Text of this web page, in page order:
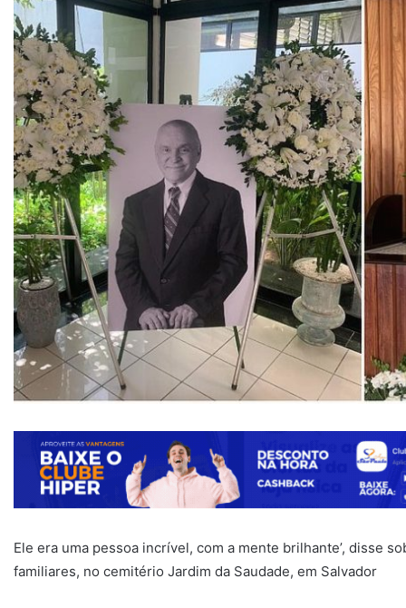
Ele era uma pessoa incrível, com a mente brilhante’, disse
familiares, no cemitério Jardim da Saudade, em Salvador